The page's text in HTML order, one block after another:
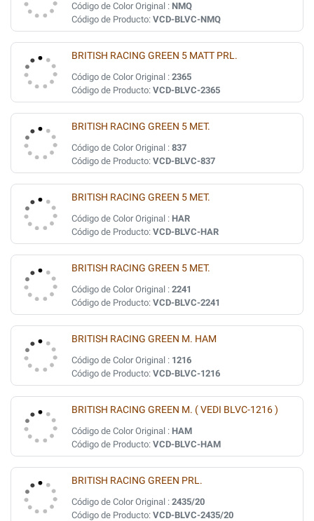
Código de Color Original : NMQ
Código de Producto: VCD-BLVC-NMQ
BRITISH RACING GREEN 5 MATT PRL.
Código de Color Original : 2365
Código de Producto: VCD-BLVC-2365
BRITISH RACING GREEN 5 MET.
Código de Color Original : 837
Código de Producto: VCD-BLVC-837
BRITISH RACING GREEN 5 MET.
Código de Color Original : HAR
Código de Producto: VCD-BLVC-HAR
BRITISH RACING GREEN 5 MET.
Código de Color Original : 2241
Código de Producto: VCD-BLVC-2241
BRITISH RACING GREEN M. HAM
Código de Color Original : 1216
Código de Producto: VCD-BLVC-1216
BRITISH RACING GREEN M. ( VEDI BLVC-1216 )
Código de Color Original : HAM
Código de Producto: VCD-BLVC-HAM
BRITISH RACING GREEN PRL.
Código de Color Original : 2435/20
Código de Producto: VCD-BLVC-2435/20